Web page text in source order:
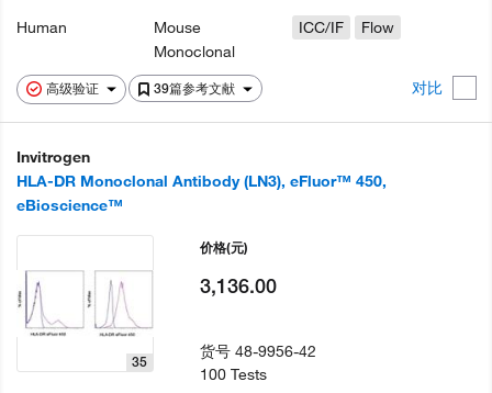
高级验证 39篇参考文献 对比
Human
Mouse
Monoclonal
ICC/IF
Flow
Invitrogen
HLA-DR Monoclonal Antibody (LN3), eFluor™ 450,
eBioscience™
35
价格(元)
3,136.00
货号48-9956-42
100 Tests